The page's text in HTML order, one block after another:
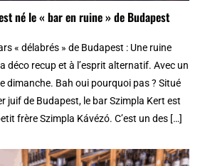
né le « bar en ruine » de Budapest
« délabrés » de Budapest : Une ruine
déco recup et à l’esprit alternatif. Avec un
dimanche. Bah oui pourquoi pas ? Situé
juif de Budapest, le bar Szimpla Kert est
frère Szimpla Kávézó. C’est un des […]